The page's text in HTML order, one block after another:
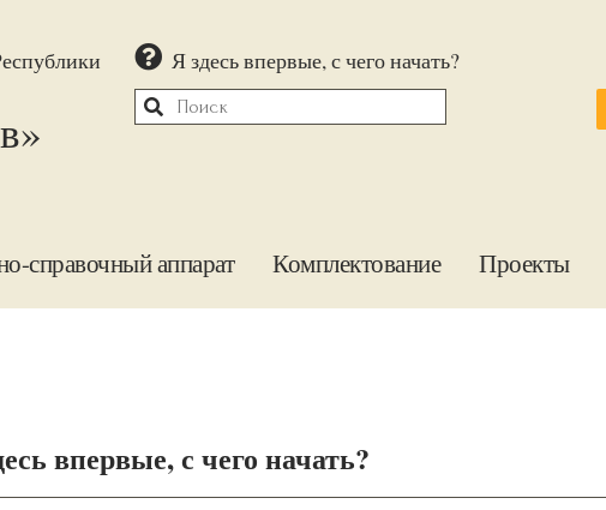
Я здесь впервые, с чего начать?
справочный аппарат Комплектование Проекты
впервые, с чего начать?